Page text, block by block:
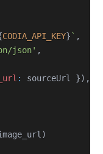
CODIA_API_KEY} ` ,
json' ,
: sourceUrl }) ,
)